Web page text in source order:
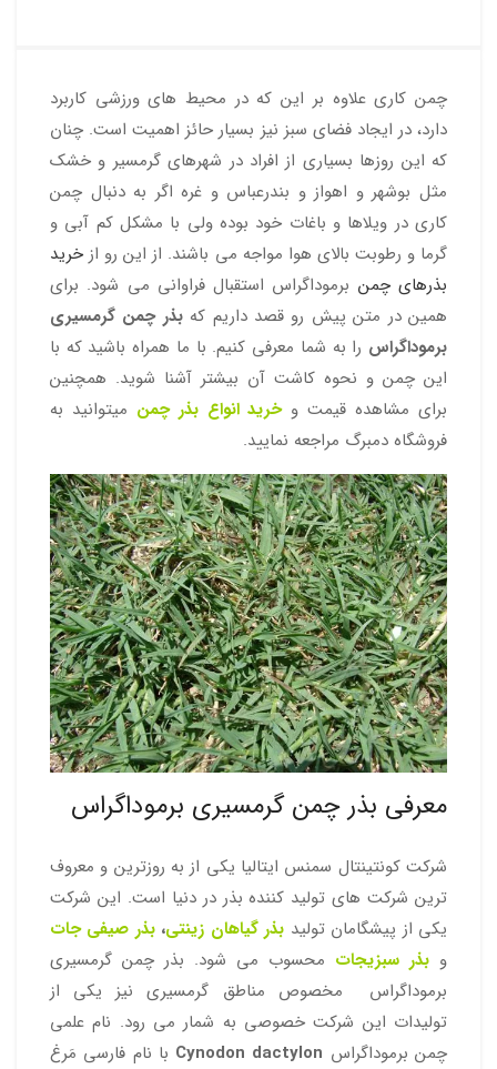
چمن کاری علاوه بر این که در محیط های ورزشی کاربرد
دارد، در ایجاد فضای سبز نیز بسیار حائز اهمیت است. چنان
که این روزها بسیاری از افراد در شهرهای گرمسیر و خشک
مثل بوشهر و اهواز و بندرعباس و غره اگر به دنبال چمن
کاری در ویلاها و باغات خود بوده ولی با مشکل کم آبی و
گرما و رطوبت بالای هوا مواجه می باشند. از این رو از خرید
بذرهای چمن برموداگراس استقبال فراوانی می شود. برای
همین در متن پیش رو قصد داریم کهبذر چمن گرمسیری
برموداگراس را به شما معرفی کنیم. با ما همراه باشید که با
این چمن و نحوه کاشت آن بیشتر آشنا شوید. همچنین
برای مشاهده قیمت و خرید انواع بذر چمن میتوانید به
فروشگاه دمبرگ مراجعه نمایید.
معرفی بذر چمن گرمسیری برموداگراس
شرکت کونتینتال سمنس ایتالیا یکی از به روزترین و معروف
ترین شرکت های تولید کننده بذر در دنیا است. این شرکت
یکی از پیشگامان تولید بذر گیاهان زینتی، بذر صیفی جات
و بذر سبزیجات محسوب می شود. بذر چمن گرمسیری
برموداگراس مخصوص مناطق گرمسیری نیز یکی از
تولیدات این شرکت خصوصی به شمار می رود. نام علمی
چمن برموداگراس Cynodon dactylon با نام فارسی مَرغ